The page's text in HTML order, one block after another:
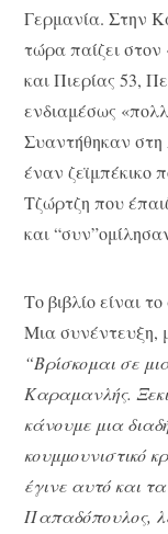
Γερμανία. Στην
τώρα παίζει
και Πιερίας 53,
ενδιαμέσως
Συαντήθηκαν στη
έναν ζεϊμπέκικο
Τζώρτζη που
και
Το βιβλίο είναι
Μια συνέντευξη,
“Βρίσκομαι σε
Καραμανλής.
κάνουμε μια
κουμμουνιστικό
έγινε αυτό και
Παπαδόπουλος,